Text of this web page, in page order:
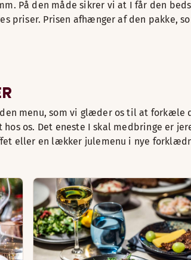
På den måde sikrer vi at I får den
priser. Prisen afhænger af den pakke,
menu, som vi glæder os til at forkæle
os. Det eneste I skal medbringe er
eller en lækker julemenu i nye